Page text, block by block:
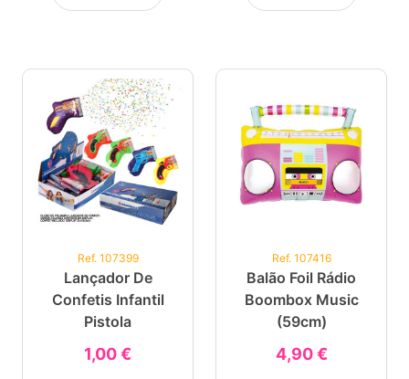
Ref. 107399
Lançador De
Confetis Infantil
Pistola
1,00 €
Ref. 107416
Balão Foil Rádio
Boombox Music
(59cm)
4,90 €